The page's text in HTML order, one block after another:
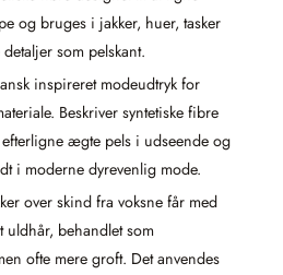
og bruges i jakker, huer, tasker
som pelskant.
inspireret modeudtryk for
Beskriver syntetiske fibre
ægte pels i udseende og
i moderne dyrevenlig mode.
over skind fra voksne får med
uldhår, behandlet som
ofte mere groft. Det anvendes